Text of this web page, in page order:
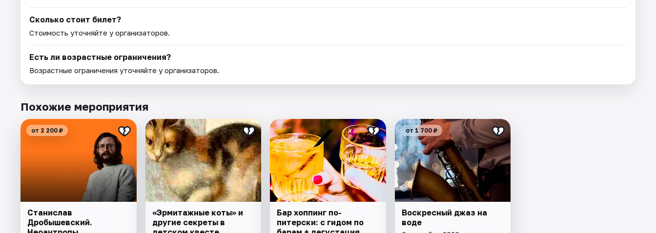
Сколько стоит билет?
Стоимость уточняйте у организаторов.
Есть ли возрастные ограничения?
Возрастные ограничения уточняйте у организаторов.
Похожие мероприятия
от 2 200 ₽
Станислав
Дробышевский.
«Эрмитажные коты» и
другие секреты в
Бар хоппинг по-
питерски: с гидом по
от 1 700 ₽
Воскресный джаз на
воде